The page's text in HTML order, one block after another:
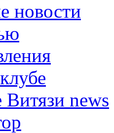
новости
Витязи news